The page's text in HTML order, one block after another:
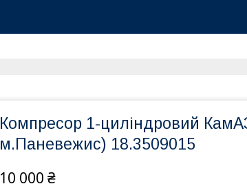
Компресор 1-циліндровий
м.Паневежис) 18.3509015
10 000 ₴